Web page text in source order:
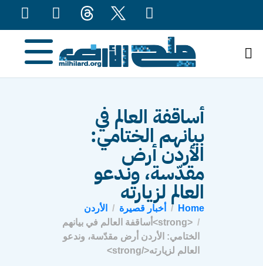
أساقفة العالم في
بيانهم الختامي:
الأردن أرض
مقدّسة، وندعو
العالم لزيارته
Home أخبار قصيرة
الأردن
<strong>أساقفة العالم في بيانهم
الختامي: الأردن أرض مقدّسة، وندعو
العالم لزيارته</strong>